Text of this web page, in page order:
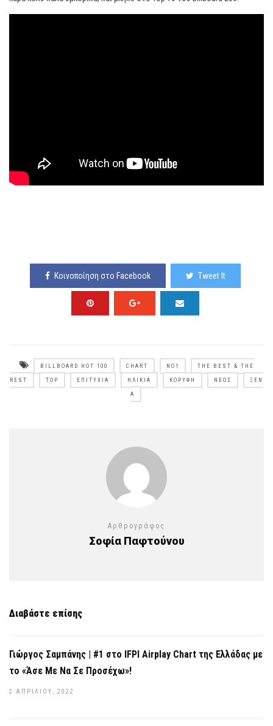
Κοινοποίηση στο Facebook Tweet It
BILLBOARD HOT 100 CHART NO1 THE BEST & THE
REST TOP ΕΠΙΤΥΧΊΑ ΗΛΙΚΊΑ ΚΟΡΥΦΉ ΝΈΟΣ ΞΈΝ
Α
Αρθρογράφος
Σοφία Παφτούνου
Διαβάστε επίσης
Γιώργος Σαμπάνης | #1 στο IFPI Airplay Chart της Ελλάδας με
το «Άσε Με Να Σε Προσέχω»!
2 ΑΠΡΙΛΊΟΥ, 2022